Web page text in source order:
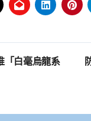
「白毫烏龍系